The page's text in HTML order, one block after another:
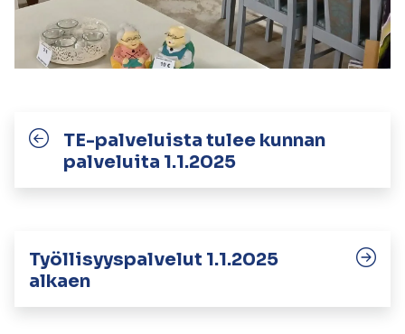
TE-palveluista tulee kunnan
palveluita 1.1.2025
Työllisyyspalvelut 1.1.2025
alkaen